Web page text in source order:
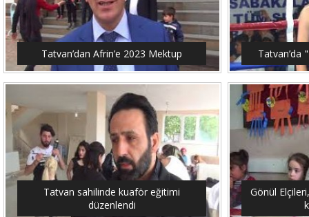
Tatvan’dan Afrin’e 2023 Mektup Tatvan’da
Tatvan sahilinde kuaför eğitimi
düzenlendi
Gönül